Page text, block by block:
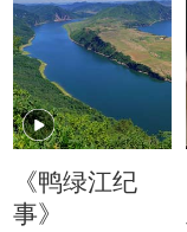
《鸭绿江纪
事》